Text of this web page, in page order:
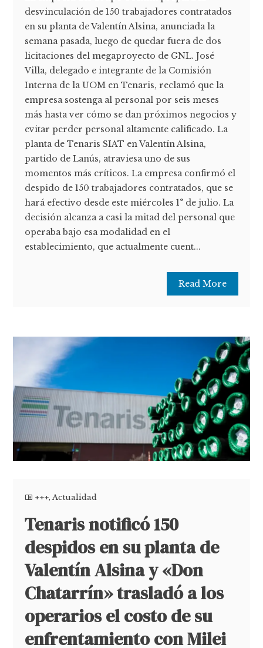
desvinculación de 150 trabajadores contratados
en su planta de Valentín Alsina, anunciada la
semana pasada, luego de quedar fuera de dos
licitaciones del megaproyecto de GNL. José
Villa, delegado e integrante de la Comisión
Interna de la UOM en Tenaris, reclamó que la
empresa sostenga al personal por seis meses
más hasta ver cómo se dan próximos negocios y
evitar perder personal altamente calificado. La
planta de Tenaris SIAT en Valentín Alsina,
partido de Lanús, atraviesa uno de sus
momentos más críticos. La empresa confirmó el
despido de 150 trabajadores contratados, que se
hará efectivo desde este miércoles 1° de julio. La
decisión alcanza a casi la mitad del personal que
operaba bajo esa modalidad en el
establecimiento, que actualmente cuent...
Read More
+++,Actualidad
Tenaris notificó 150
despidos en su planta de
Valentín Alsina y «Don
Chatarrín» trasladó a los
operarios el costo de su
enfrentamiento con Milei